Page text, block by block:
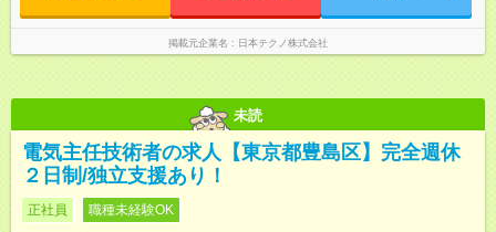
掲載元企業名 日本テクノ株式会社
未読
電気主任技術者の求人【東京都豊島区】完全週休
２日制/独立支援あり！
正社員 職種未経験OK